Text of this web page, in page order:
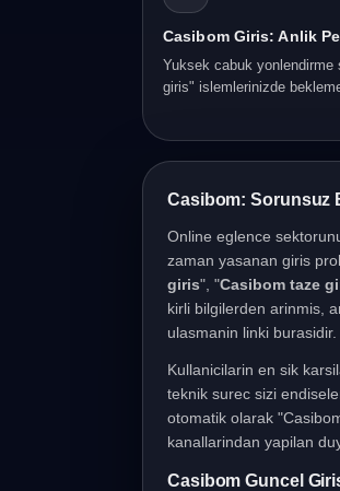
Casibom Giris: Anlik
Yuksek cabuk yonlendirme
giris" islemlerinizde
Casibom
Casibom: Sorunsuz
Online eglence
zaman yasanan giris
giris", "Casibom taze
kirli bilgilerden arinmis,
ulasmanin linki burasidir.
Kullanicilarin en sik
teknik surec sizi
otomatik olarak
kanallarindan yapilan
Casibom Guncel